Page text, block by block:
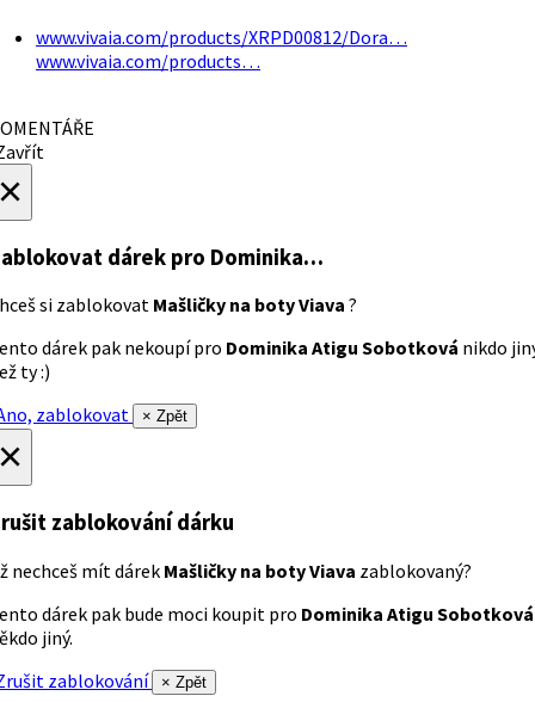
www.vivaia.com/products/XRPD00812/Dora…
www.vivaia.com/products…
dárek pro Dominika…
si zablokovat Mašličky na boty Viava ?
dárek pak nekoupí pro Dominika Atigu Sobotková nikdo
ty :)
zablokovat
× Zpět
zablokování dárku
nechceš mít dárek Mašličky na boty Viava zablokovaný?
dárek pak bude moci koupit pro Dominika Atigu Sobotková
jiný.
zablokování
× Zpět